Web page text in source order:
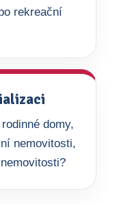
rekreační
domy,
nemovitosti,